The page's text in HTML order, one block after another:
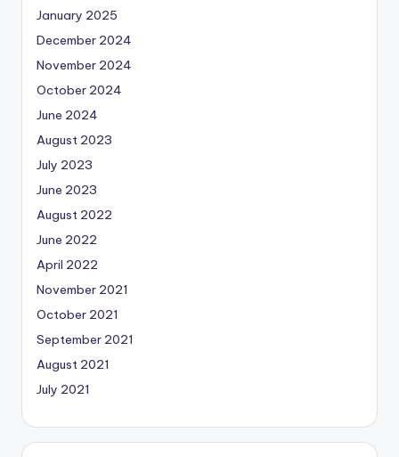
January 2025
December 2024
November 2024
October 2024
June 2024
August 2023
July 2023
June 2023
August 2022
June 2022
April 2022
November 2021
October 2021
September 2021
August 2021
July 2021